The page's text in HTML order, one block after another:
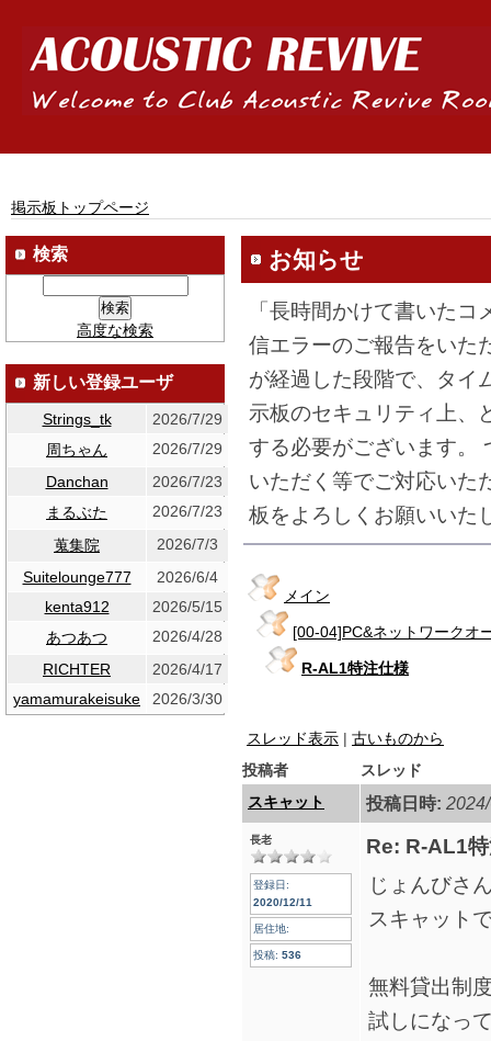
掲示板トップページ
お知らせ
「長時間かけて書いた
信エラーのご報告をいた
が経過した段階で、タイ
示板のセキュリティ上、
する必要がございます。
いただく等でご対応いた
板をよろしくお願いいた
メイン
[00-04]PC&ネットワークオ
R-AL1特注仕様
スレッド表示 | 古いものから
投稿者
スレッド
スキャット
投稿日時:
長老
登録日:
2020/12/11
居住地:
投稿: 536
Re: R-AL1
じょんびさ
スキャット
無料貸出制
試しになっ
検索
高度な検索
新しい登録ユーザ
Strings_tk
2026/7/29
周ちゃん
2026/7/29
Danchan
2026/7/23
まるぶた
2026/7/23
蒐集院
2026/7/3
Suitelounge777
2026/6/4
kenta912
2026/5/15
あつあつ
2026/4/28
RICHTER
2026/4/17
yamamurakeisuke
2026/3/30